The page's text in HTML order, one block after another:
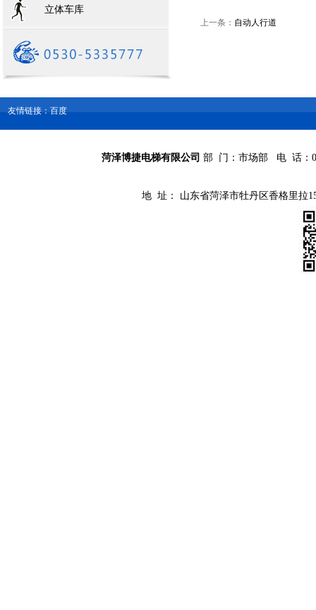
立体车库
上一条： 自动人行道
友情链接：百度
菏泽博捷电梯有限公司 部 门：市场部 电 话：
地 址： 山东省菏泽市牡丹区香格里拉